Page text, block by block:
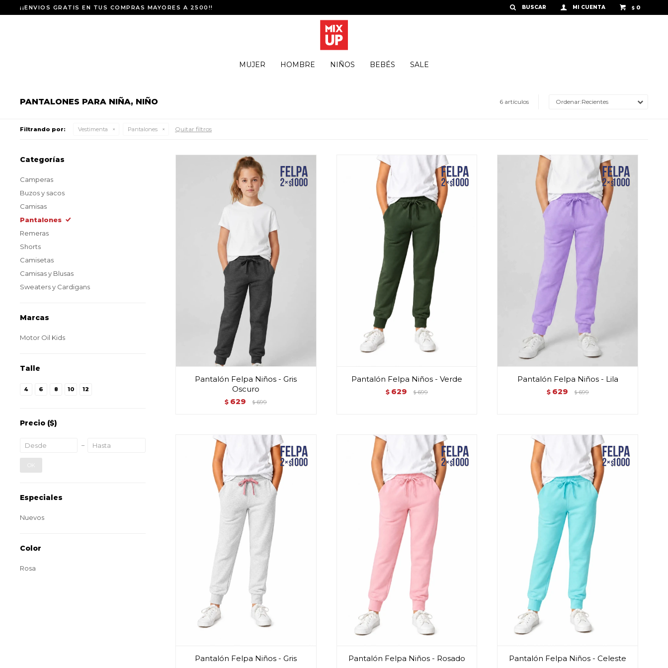
MUJER HOMBRE NIÑOS BEBÉS SALE
$ 0
¡¡ENVIOS GRATIS EN TUS COMPRAS MAYORES A 2500!!
PANTALONES PARA NIÑA, NIÑO 6 artículos Recientes
Filtrando por: Vestimenta Pantalones Quitar filtros
Pantalón Felpa Niños - Gris
Oscuro
$ 629 $ 699
Pantalón Felpa Niños - Verde
$ 629 $ 699
Pantalón Felpa Niños - Lila
$ 629 $ 699
Pantalón Felpa Niños - Gris Pantalón Felpa Niños - Rosado Pantalón Felpa Niños - Celeste
Categorías
Camperas
Buzos y sacos
Camisas
Pantalones
Remeras
Shorts
Camisetas
Camisas y Blusas
Sweaters y Cardigans
Marcas
Motor Oil Kids
Talle
4 6 8 10 12
Precio ($)
OK
Especiales
Nuevos
Color
Rosa